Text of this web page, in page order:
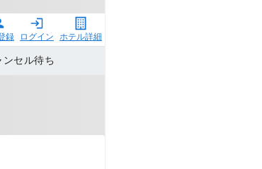
ホテル詳細
ログイン
録
ンセル待ち